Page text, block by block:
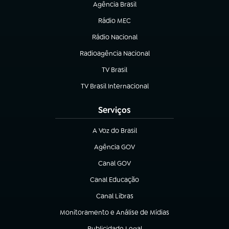
Agência Brasil
(abre em nova aba)
Rádio MEC
(abre em nova aba)
Rádio Nacional
Radioagência Nacional
(abre em nova aba)
TV Brasil
(abre em nova aba)
TV Brasil Internacional
(abre em nova aba)
Serviços
A Voz do Brasil
(abre em nova aba)
Agência GOV
(abre em nova aba)
Canal GOV
(abre em nova aba)
Canal Educação
(abre em nova aba)
Canal Libras
(abre em nova aba)
Monitoramento e Análise de Mídias
(abre em nova aba)